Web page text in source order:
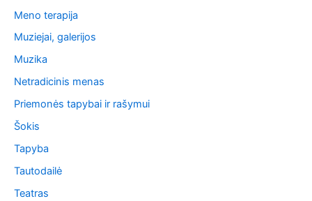
Meno terapija
Muziejai, galerijos
Muzika
Netradicinis menas
Priemonės tapybai ir rašymui
Šokis
Tapyba
Tautodailė
Teatras